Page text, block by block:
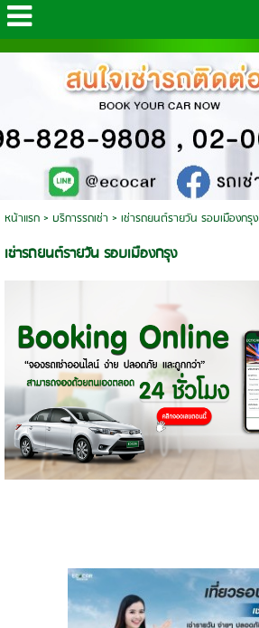
หน้าแรก> บริการรถเช่า > เช่ารถยนต์รายวัน รอบเมืองกรุง
เช่ารถยนต์รายวัน รอบเมืองกรุง